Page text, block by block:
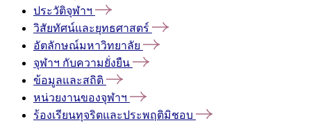
ประวัติจุฬาฯ
วิสัยทัศน์และยุทธศาสตร์
อัตลักษณ์มหาวิทยาลัย
จุฬาฯ กับความยั่งยืน
ข้อมูลและสถิติ
หน่วยงานของจุฬาฯ
ร้องเรียนทุจริตและประพฤติมิชอบ